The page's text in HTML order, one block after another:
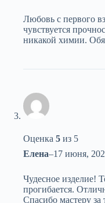
Любовь с первого
чувствуется
никакой химии.
Оценка 5 из 5
Елена–17 июня,
Чудесное изделие!
прогибается.
Спасибо мастеру за